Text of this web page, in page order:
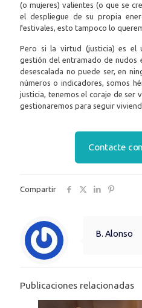
(o mujeres) valientes (o que se
el despliegue de su propia
festivales, esto tampoco lo
Pero si la virtud (justicia) es el
gestión del entramado de nudos
desescalada no puede ser, en
números o indicadores, somos
justicia, tenemos el coraje de ser
gestionaremos para seguir
Contacte
Compartir
B. Alonso
Publicaciones relacionadas